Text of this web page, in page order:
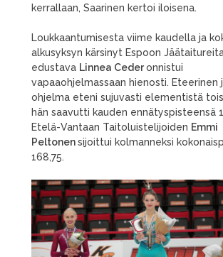
kerrallaan, Saarinen kertoi iloisena.
Loukkaantumisesta viime kaudella ja
alkusyksyn kärsinyt Espoon
edustava Linnea Cederonnistui
vapaaohjelmassaan hienosti. Eteerinen
ohjelma eteni sujuvasti elementistä
hän saavutti kauden ennätyspisteensä
Etelä-Vantaan Taitoluistelijoiden Emmi
Peltonensijoittui kolmanneksi
168,75.